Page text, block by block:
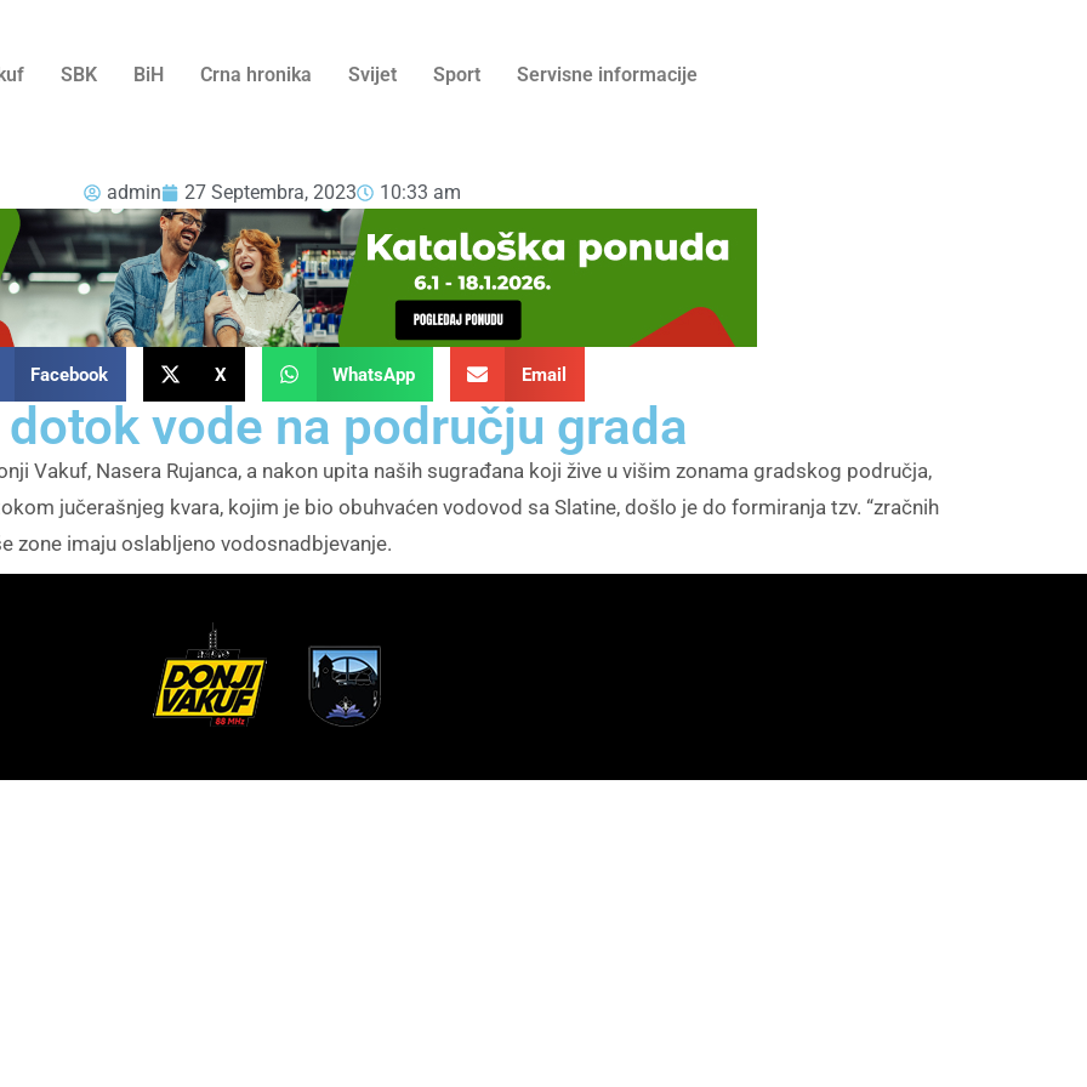
SBK BiH Crna hronika Svijet Sport Servisne informacije
admin 27 Septembra, 2023 10:33 am
Facebook X WhatsApp Email
vode na području grada
Vakuf, Nasera Rujanca, a nakon upita naših sugrađana koji žive u višim zonama gradskog područja,
jučerašnjeg kvara, kojim je bio obuhvaćen vodovod sa Slatine, došlo je do formiranja tzv. “zračnih
zone imaju oslabljeno vodosnadbjevanje.